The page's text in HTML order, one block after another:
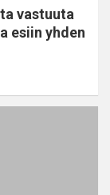
vastuuta
esiin yhden